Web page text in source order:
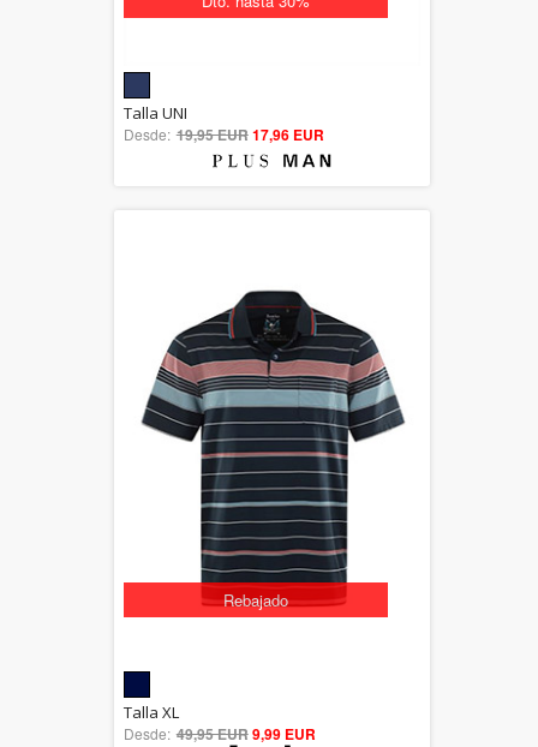
out of 5
Talla UNI
Desde: 19,95 EUR17,96 EUR
Rebajado
out of 5
Talla XL
Desde: 49,95 EUR9,99 EUR